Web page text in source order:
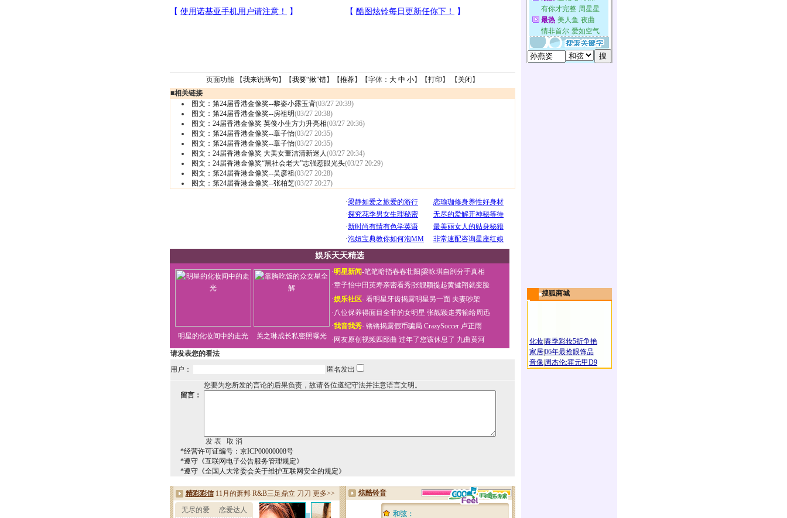
页面功能 【我来说两句 】【我要“揪”错】【推荐】【字体： 大 中 小】【打印 】 【 关闭 】
■相关链接
图文：第24届香港金像奖--黎姿小露玉背(03/27 20:39)
图文：第24届香港金像奖--房祖明(03/27 20:38)
图文：24届香港金像奖 英俊小生方力升亮相(03/27 20:36)
图文：第24届香港金像奖--章子怡(03/27 20:35)
图文：第24届香港金像奖--章子怡(03/27 20:35)
图文：24届香港金像奖 大美女董洁清新迷人(03/27 20:34)
图文：24届香港金像奖“黑社会老大”志强惹眼光头(03/27 20:29)
图文：第24届香港金像奖--吴彦祖(03/27 20:28)
图文：第24届香港金像奖--张柏芝(03/27 20:27)
娱乐天天精选
明星的化妆间中的走光 关之琳成长私密照曝光
·明星新闻-笔笔暗指春春壮阳 梁咏琪自剖分手真相
·章子怡中田英寿亲密看秀张靓颖提起黄健翔就变脸
·娱乐社区- 看明星牙齿揭露明星另一面 夫妻吵架
·八位保养得面目全非的女明星 张靓颖走秀输给周迅
·我音我秀- 锵锵揭露假币骗局 CrazySoccer 卢正雨
· 网友原创视频四部曲 过年了您该休息了 九曲黄河
请发表您的看法
用户：
匿名发出
您要为您所发的言论的后果负责，故请各位遵纪守法并注意语言文明。
留言：
*经营许可证编号：京ICP00000008号
*遵守《互联网电子公告服务管理规定》
*遵守《全国人大常委会关于维护互联网安全的规定》
搜狐商城
化妆春季彩妆5折争艳
家居06年最抢眼饰品
音像 周杰伦:霍元甲D9